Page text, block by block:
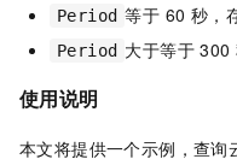
Period 等于 60 秒，
Period 大于等于 300
使用说明
本文将提供一个示例，查询